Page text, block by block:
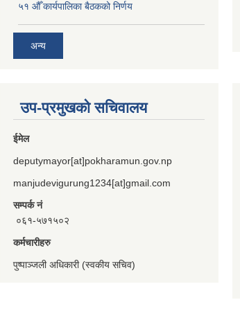
५१ औँ कार्यपालिका बैठकको निर्णय
अन्य
उप-प्रमुखको सचिवालय
ईमेल
deputymayor[at]pokharamun.gov.np
manjudevigurung1234[at]gmail.com
सम्पर्क नं
०६१-५७१५०२
कर्मचारीहरु
पुष्पाञ्जली अधिकारी (स्वकीय सचिव)